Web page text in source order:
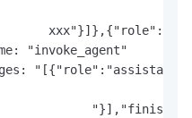
"invoke_agent"